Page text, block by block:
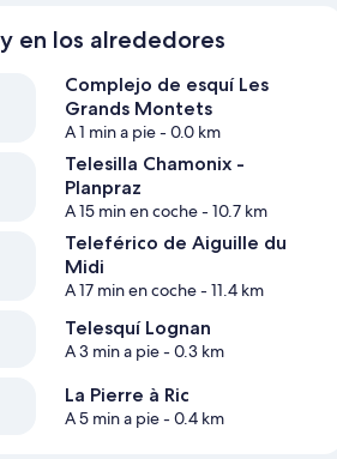
en los alrededores
Complejo de esquí Les
Grands Montets
A 1 min a pie- 0.0 km
Telesilla Chamonix -
Planpraz
A 15 min en coche- 10.7 km
Teleférico de Aiguille du
Midi
A 17 min en coche- 11.4 km
Telesquí Lognan
A 3 min a pie- 0.3 km
La Pierre à Ric
A 5 min a pie- 0.4 km